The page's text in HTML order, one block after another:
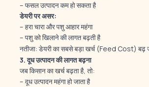
– फसल उत्पादन कम हो सकता है
डेयरी पर असर:
– हरा चारा और पशु आहार महंगा
– पशु को खिलाने की लागत बढ़ती है
नतीजा: डेयरी का सबसे बड़ा खर्च (Feed Cost) बढ़
3.दूध उत्पादन की लागत बढ़ना
जब किसान का खर्च बढ़ता है, तो:
– दूध उत्पादन महंगा हो जाता है